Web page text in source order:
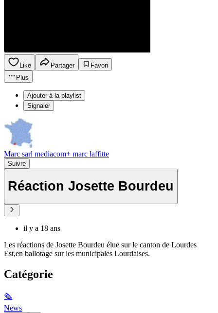
Like Partager
Favori
Plus
Ajouter à la playlist
Signaler
Marc sarl mediacom+ marc laffitte
Suivre
Réaction Josette Bourdeu
il y a 18 ans
Les réactions de Josette Bourdeu élue sur le canton de Lourdes
Est,en ballotage sur les municipales Lourdaises.
Catégorie
🗞
News